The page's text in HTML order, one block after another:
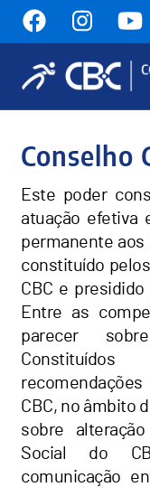
conteúdo
Principal
Conselho
Este poder
atuação efetiva
permanente aos
constituído
CBC e
Entre as
parecer
CBC, no âmbito
sobre
Social do
comunicação